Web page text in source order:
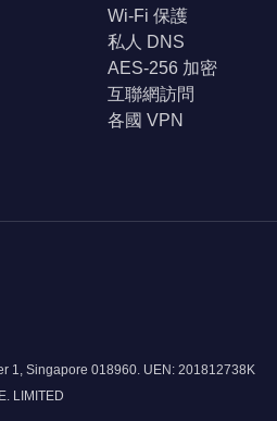
Wi-Fi 保護
私人 DNS
AES-256 加密
互聯網訪問
各國 VPN
1, Singapore 018960. UEN: 201812738K
LIMITED